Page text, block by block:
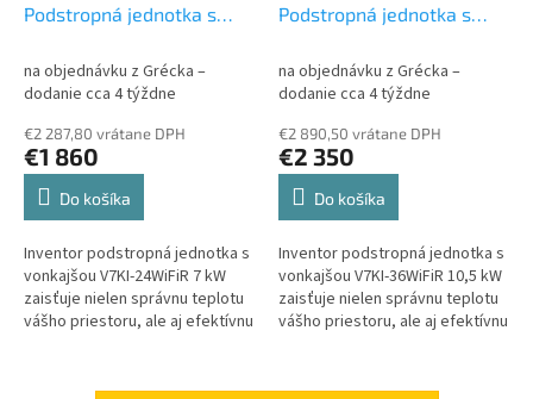
Podstropná jednotka s
kW / U7RS-24Set
vonkajšia a vnútorná
na objednávku z Grécka –
dodanie cca 4 týždne
€2 287,80 vrátane DPH
€1 860
Do košíka
Inventor podstropná jednotka s
vonkajšou V7KI-24WiFiR 7 kW
zaisťuje nielen správnu teplotu
vášho priestoru, ale aj efektívnu
Podstropná jednotka s
10,5 kW / U7RS-36Set
vonkajšia a vnútorná
na objednávku z Grécka –
dodanie cca 4 týždne
€2 890,50 vrátane DPH
€2 350
Do košíka
Inventor podstropná jednotka s
vonkajšou V7KI-36WiFiR 10,5 kW
zaisťuje nielen správnu teplotu
vášho priestoru, ale aj efektívnu